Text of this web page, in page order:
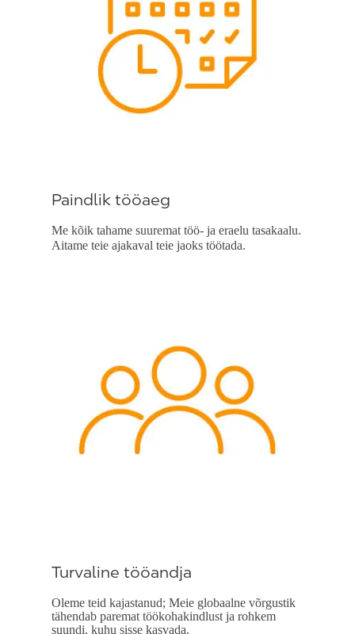
Paindlik tööaeg
Me kõik tahame suuremat töö- ja eraelu tasakaalu.
Aitame teie ajakaval teie jaoks töötada.
Turvaline tööandja
Oleme teid kajastanud; Meie globaalne võrgustik
tähendab paremat töökohakindlust ja rohkem
suundi, kuhu sisse kasvada.